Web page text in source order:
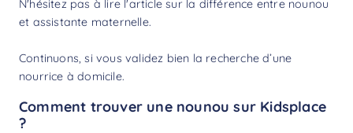
N'hésitez pas à lire l'article sur la différence entre nounou
et assistante maternelle.
Continuons, si vous validez bien la recherche d’une
nourrice à domicile.
Comment trouver une nounou sur Kidsplace
?